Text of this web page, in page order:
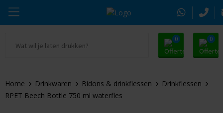
0 0
Drinkwaren
Alle promosnoepje
Zomer
Thule
Home Drinkwaren Bidons & drinkflessen
Drinkflessen
RPET Beech Bottle 750 ml waterfles